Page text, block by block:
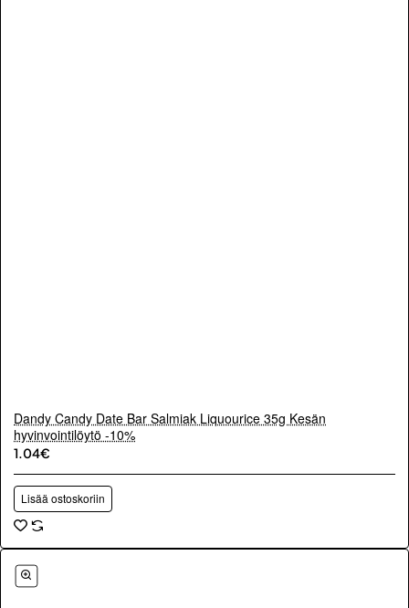
Dandy Candy Date Bar Salmiak Liquourice 35g Kesän
hyvinvointilöytö -10%
1.04€
Lisää ostoskoriin